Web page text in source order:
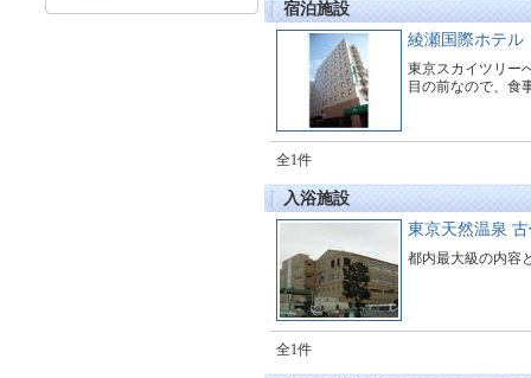
宿泊施設
綾瀬国際ホテル
東京スカイツリー
目の前なので、食
全1件
入浴施設
東京天然温泉
都内最大級の内容
全1件